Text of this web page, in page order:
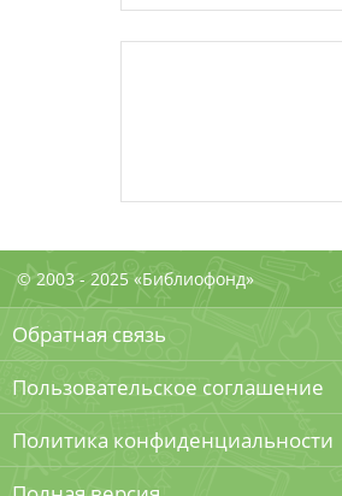
© 2003 - 2025 «Библиофонд»
Обратная связь
Пользовательское соглашение
Политика конфиденциальности